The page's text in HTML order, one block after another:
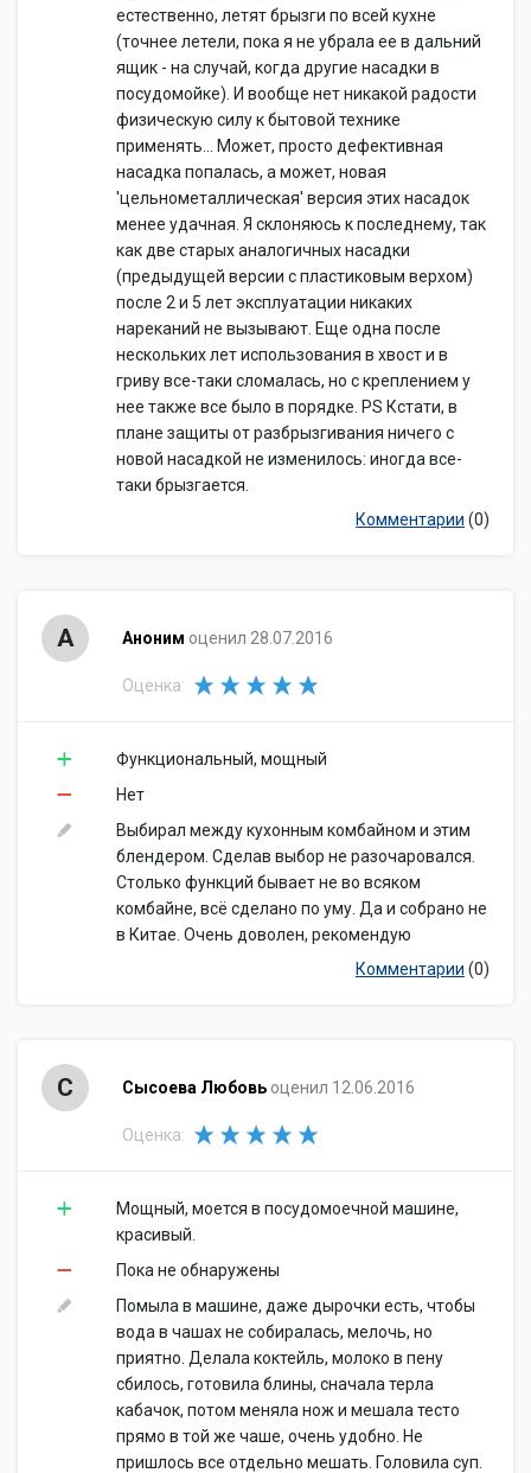
естественно, летят брызги по всей кухне
(точнее летели, пока я не убрала ее в дальний
ящик - на случай, когда другие насадки в
посудомойке). И вообще нет никакой радости
физическую силу к бытовой технике
применять... Может, просто дефективная
насадка попалась, а может, новая
'цельнометаллическая' версия этих насадок
менее удачная. Я склоняюсь к последнему, так
как две старых аналогичных насадки
(предыдущей версии с пластиковым верхом)
после 2 и 5 лет эксплуатации никаких
нареканий не вызывают. Еще одна после
нескольких лет использования в хвост и в
гриву все-таки сломалась, но с креплением у
нее также все было в порядке. PS Кстати, в
плане защиты от разбрызгивания ничего с
новой насадкой не изменилось: иногда все-
таки брызгается.
Комментарии (0)
А Аноним оценил 28.07.2016
Оценка:
Функциональный, мощный
Нет
Выбирал между кухонным комбайном и этим
блендером. Сделав выбор не разочаровался.
Столько функций бывает не во всяком
комбайне, всё сделано по уму. Да и собрано не
в Китае. Очень доволен, рекомендую
Комментарии (0)
С Сысоева Любовь оценил 12.06.2016
Оценка:
Мощный, моется в посудомоечной машине,
красивый.
Пока не обнаружены
Помыла в машине, даже дырочки есть, чтобы
вода в чашах не собиралась, мелочь, но
приятно. Делала коктейль, молоко в пену
сбилось, готовила блины, сначала терла
кабачок, потом меняла нож и мешала тесто
прямо в той же чаше, очень удобно. Не
пришлось все отдельно мешать. Головила суп.